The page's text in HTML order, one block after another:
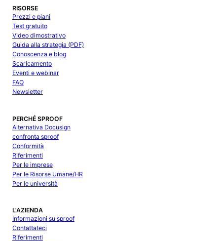
RISORSE
Prezzi e piani
Test gratuito
Video dimostrativo
Guida alla strategia (PDF)
Conoscenza e blog
Scaricamento
Eventi e webinar
FAQ
Newsletter
PERCHÉ SPROOF
Alternativa Docusign
confronta sproof
Conformità
Riferimenti
Per le imprese
Per le Risorse Umane/HR
Per le università
L'AZIENDA
Informazioni su sproof
Contattateci
Riferimenti